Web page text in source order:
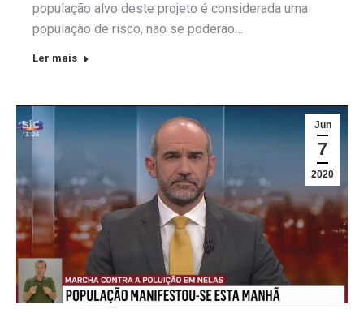
população alvo deste projeto é considerada uma
população de risco, não se poderão…
Ler mais
Jun
7
2020